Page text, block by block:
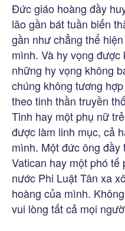
Đức giáo hoàng đầy
lão gần bát tuần biến
gần như chẳng thể
mình. Và hy vọng
những hy vọng không
chúng không tương
theo tinh thần truyền
Tinh hay một phụ nữ
được làm linh mục, cả
mình. Một đức ông đầy
Vatican hay một phó
nước Phi Luật Tân xa
hoàng của mình.
vui lòng tất cả mọi